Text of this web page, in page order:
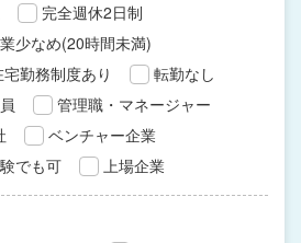
完全週休2日制
少なめ(20時間未満)
勤務制度あり
転勤なし
管理職・マネージャー
ベンチャー企業
でも可 上場企業